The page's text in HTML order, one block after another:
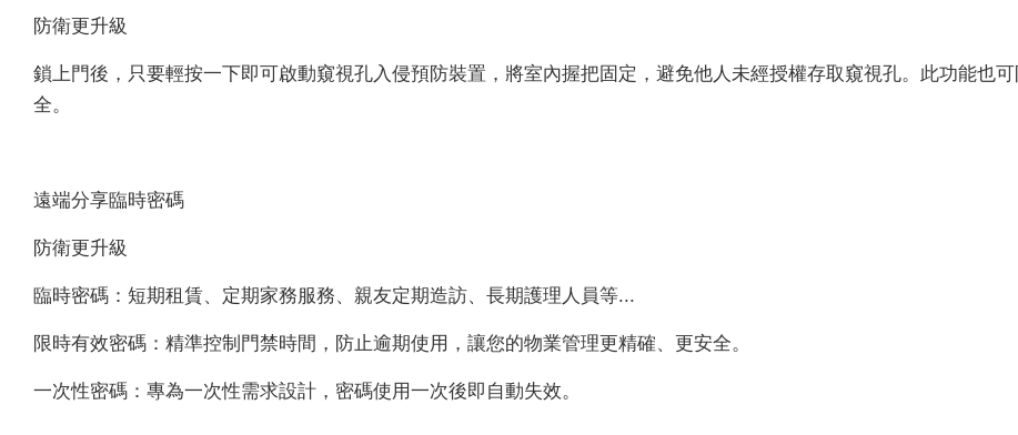
防衛更升級
鎖上門後，只要輕按一下即可啟動窺視孔入侵預防裝置，將室內握把固定，避免他人未經授權存取窺視孔。此功能也
全。
遠端分享臨時密碼
防衛更升級
臨時密碼：短期租賃、定期家務服務、親友定期造訪、長期護理人員等...
限時有效密碼：精準控制門禁時間，防止逾期使用，讓您的物業管理更精確、更安全。
一次性密碼：專為一次性需求設計，密碼使用一次後即自動失效。